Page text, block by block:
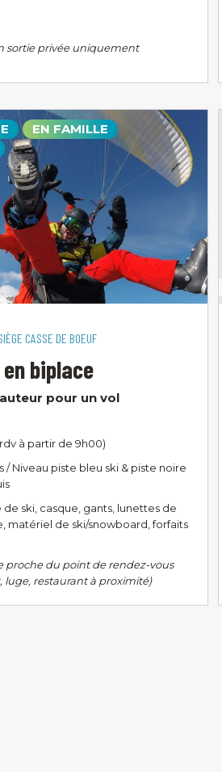
sortie privée uniquement
CASSE DE BOEUF
biplace
pour un vol
à partir de 9h00)
/ Niveau piste bleu ski & piste noire
ski, casque, gants, lunettes de
matériel de ski/snowboard, forfaits
proche du point de rendez-vous
luge, restaurant à proximité)
EN FAMILLE